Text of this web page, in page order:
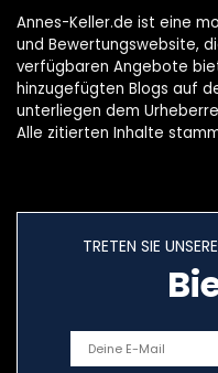
Annes-Keller.de ist eine
und Bewertungswebsite,
verfügbaren Angebote
hinzugefügten Blogs auf
unterliegen dem
Alle zitierten Inhalte
TRETEN SIE